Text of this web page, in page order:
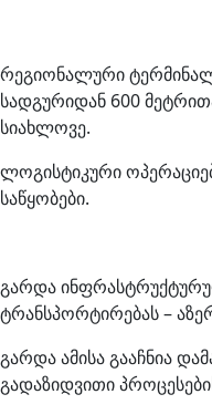
რეგიონალური
სადგურიდან 600
სიახლოვე.
ლოგისტიკური
საწყობები.
გარდა
ტრანსპორტირებას –
გარდა ამისა გააჩნია
გადაზიდვითი